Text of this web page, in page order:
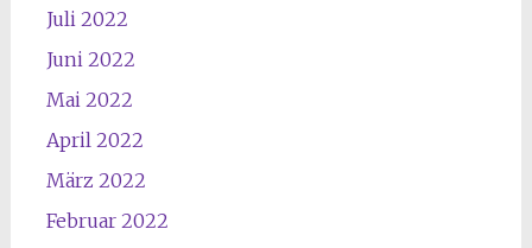
Juli 2022
Juni 2022
Mai 2022
April 2022
März 2022
Februar 2022